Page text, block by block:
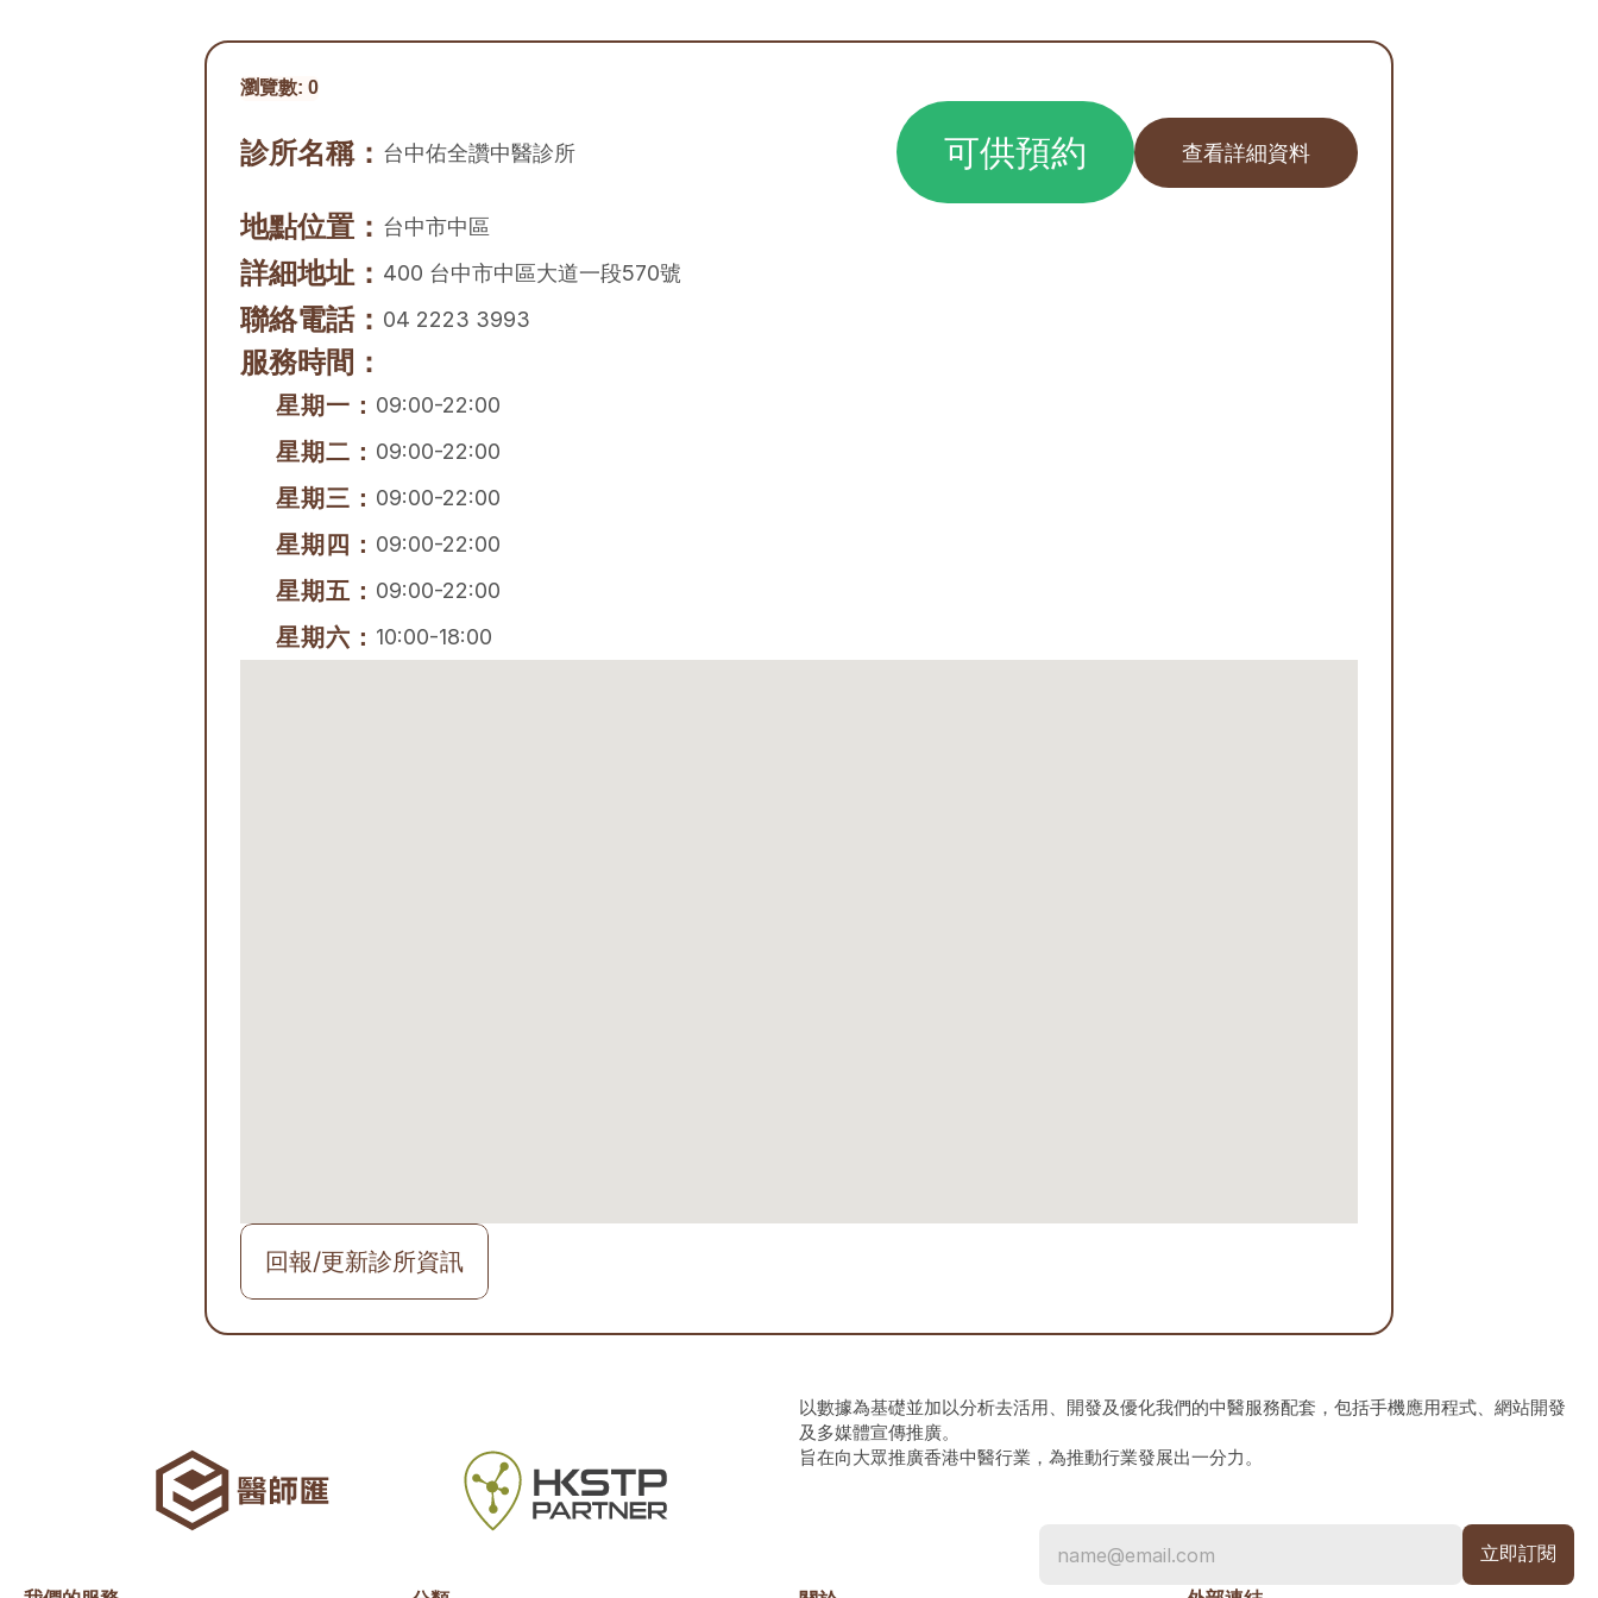
瀏覽數: 0
診所名稱： 台中佑全讚中醫診所 可供預約 查看詳細資料
地點位置： 台中市中區
詳細地址： 400 台中市中區大道一段570號
聯絡電話： 04 2223 3993
服務時間：
星期一： 09:00-22:00
星期二： 09:00-22:00
星期三： 09:00-22:00
星期四： 09:00-22:00
星期五： 09:00-22:00
星期六： 10:00-18:00
回報/更新診所資訊
以數據為基礎並加以分析去活用、開發及優化我們的中醫服務配套，包括手機應用程式、網站開發
及多媒體宣傳推廣。
旨在向大眾推廣香港中醫行業，為推動行業發展出一分力。